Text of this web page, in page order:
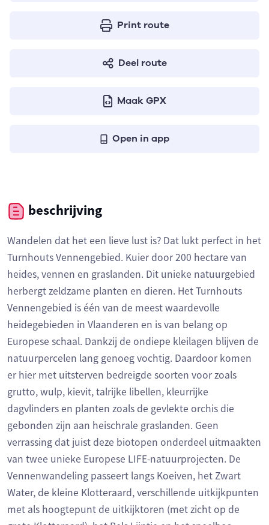
Print route
Deel route
Maak GPX
Open in app
beschrijving
Wandelen dat het een lieve lust is? Dat lukt perfect in het
Turnhouts Vennengebied. Kuier door 200 hectare van
heides, vennen en graslanden. Dit unieke natuurgebied
herbergt zeldzame planten en dieren. Het Turnhouts
Vennengebied is één van de meest waardevolle
heidegebieden in Vlaanderen en is van belang op
Europese schaal. Dankzij de ondiepe kleilagen blijven de
natuurpercelen lang genoeg vochtig. Daardoor komen
er hier met uitsterven bedreigde soorten voor zoals
grutto, wulp, kievit, talrijke libellen, kleurrijke
dagvlinders en planten zoals de gevlekte orchis die
gebonden zijn aan heischrale graslanden. Geen
verrassing dat juist deze biotopen onderdeel uitmaakten
van twee unieke Europese LIFE-natuurprojecten. De
Vennenwandeling passeert langs Koeiven, het Zwart
Water, de kleine Klotteraard, verschillende uitkijkpunten
met als hoogtepunt de uitkijktoren (met zicht op de